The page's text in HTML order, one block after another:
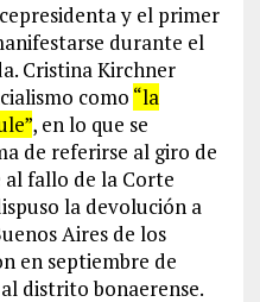
y el primer
durante el
Cristina Kirchner
como “la
, en lo que se
de referirse al giro de
fallo de la Corte
la devolución a
Aires de los
en septiembre de
distrito bonaerense.